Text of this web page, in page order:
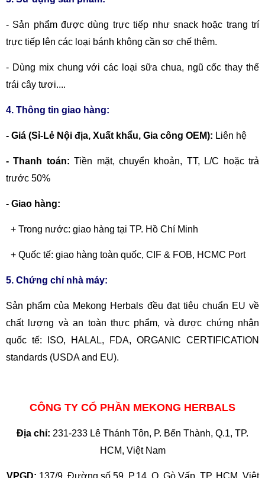
- Sản phẩm được dùng trực tiếp như snack hoặc trang trí
trực tiếp lên các loại bánh không cần sơ chế thêm.
- Dùng mix chung với các loại sữa chua, ngũ cốc thay thế
trái cây tươi....
4. Thông tin giao hàng:
- Giá (Sỉ-Lẻ Nội địa, Xuất khẩu, Gia công OEM): Liên hệ
- Thanh toán:Tiền mặt, chuyển khoản, TT, L/C hoặc trả
trước 50%
- Giao hàng:
+ Trong nước: giao hàng tại TP. Hồ Chí Minh
+ Quốc tế: giao hàng toàn quốc, CIF & FOB, HCMC Port
5. Chứng chỉ nhà máy:
Sản phẩm của Mekong Herbals đều đạt tiêu chuẩn EU về
chất lượng và an toàn thực phẩm, và được chứng nhận
quốc tế: ISO, HALAL, FDA, ORGANIC CERTIFICATION
standards (USDA and EU).
CÔNG TY CỔ PHẦN MEKONG HERBALS
Địa chỉ: 231-233 Lê Thánh Tôn, P. Bến Thành, Q.1, TP.
HCM, Việt Nam
VPGD: 137/9, Đường số 59, P.14, Q. Gò Vấp, TP. HCM, Việt